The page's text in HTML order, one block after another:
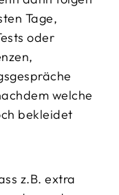
Tage,
oder
welche
bekleidet
z.B. extra